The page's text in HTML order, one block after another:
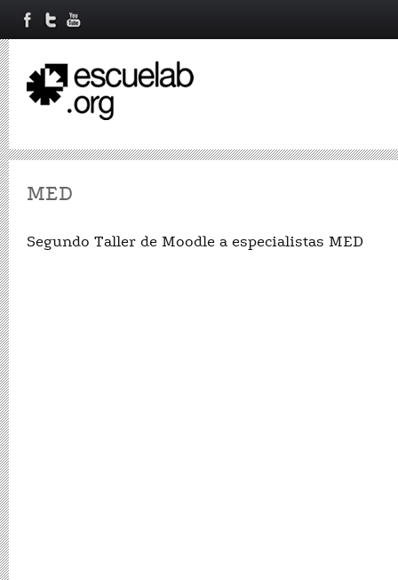
MED
Segundo Taller de Moodle a especialistas MED